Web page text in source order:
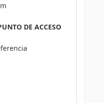
DE ACCESO